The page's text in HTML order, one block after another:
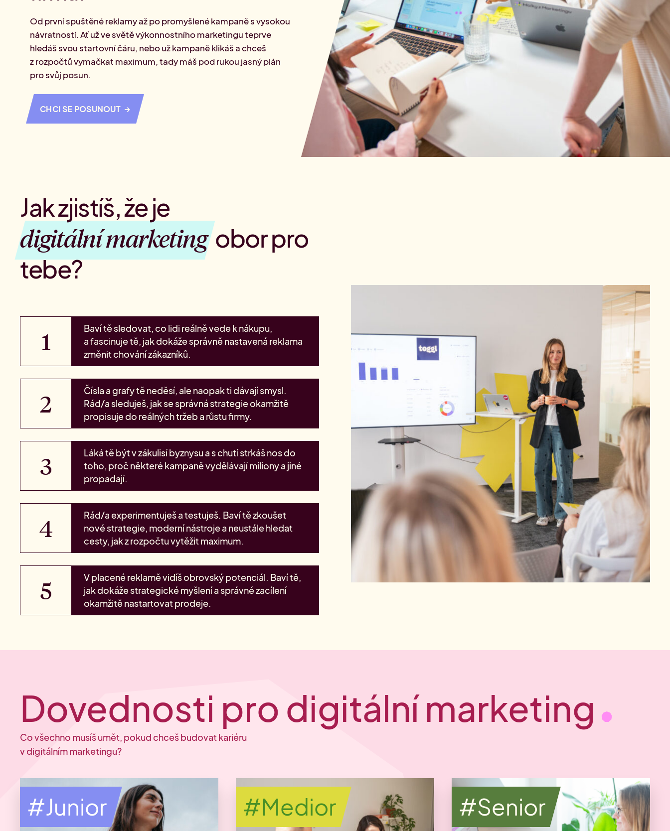
Přehled Akademií
Od první spuštěné reklamy až po promyšlené kampaně s vysokou
návratností. Ať už ve světě výkonnostního marketingu teprve
hledáš svou startovní čáru, nebo už kampaně klikáš a chceš
z rozpočtů vymačkat maximum, tady máš pod rukou jasný plán
pro svůj posun.
CHCI SE POSUNOUT →
Jak zjistíš, že je
digitální marketingobor pro
tebe?
Baví tě sledovat, co lidi reálně vede k nákupu,
a fascinuje tě, jak dokáže správně nastavená reklama
změnit chování zákazníků.
Čísla a grafy tě neděsí, ale naopak ti dávají smysl.
Rád/a sleduješ, jak se správná strategie okamžitě
propisuje do reálných tržeb a růstu firmy.
Láká tě být v zákulisí byznysu a s chutí strkáš nos do
toho, proč některé kampaně vydělávají miliony a jiné
propadají.
Rád/a experimentuješ a testuješ. Baví tě zkoušet
nové strategie, moderní nástroje a neustále hledat
cesty, jak z rozpočtu vytěžit maximum.
V placené reklamě vidíš obrovský potenciál. Baví tě,
jak dokáže strategické myšlení a správné zacílení
okamžitě nastartovat prodeje.
Dovednosti pro digitální marketing
Co všechno musíš umět, pokud chceš budovat kariéru
v digitálním marketingu?
#Junior #Medior #Senior